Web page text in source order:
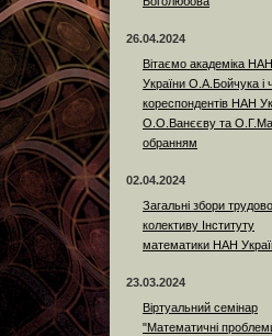
26.04.2024
Вітаємо академіка НАН
України О.А.Бойчука і
кореспондентів НАН
О.О.Ванєєву та
обранням
02.04.2024
Загальні збори
колективу Інституту
математики НАН
23.03.2024
Віртуальний семінар
"Математичні